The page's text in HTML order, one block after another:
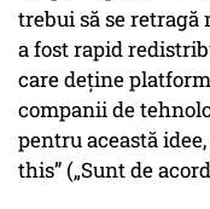
trebui să se retragă
a fost rapid
care deține
companii de
pentru această
this” („Sunt de